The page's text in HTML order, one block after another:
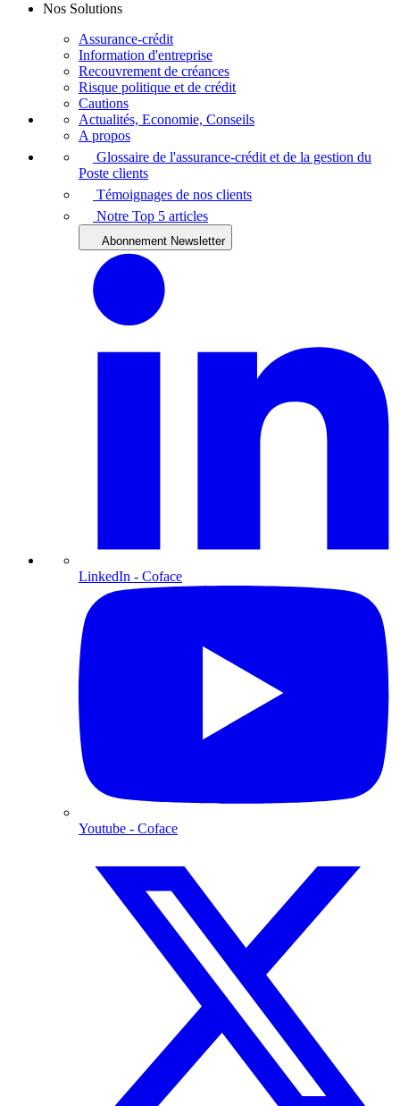
Nos Solutions
Assurance-crédit
Information d'entreprise
Recouvrement de créances
Risque politique et de crédit
Cautions
Actualités, Economie, Conseils
A propos
Glossaire de l'assurance-crédit et de la gestion du
Poste clients
Témoignages de nos clients
Notre Top 5 articles
Abonnement Newsletter
LinkedIn - Coface
Youtube - Coface